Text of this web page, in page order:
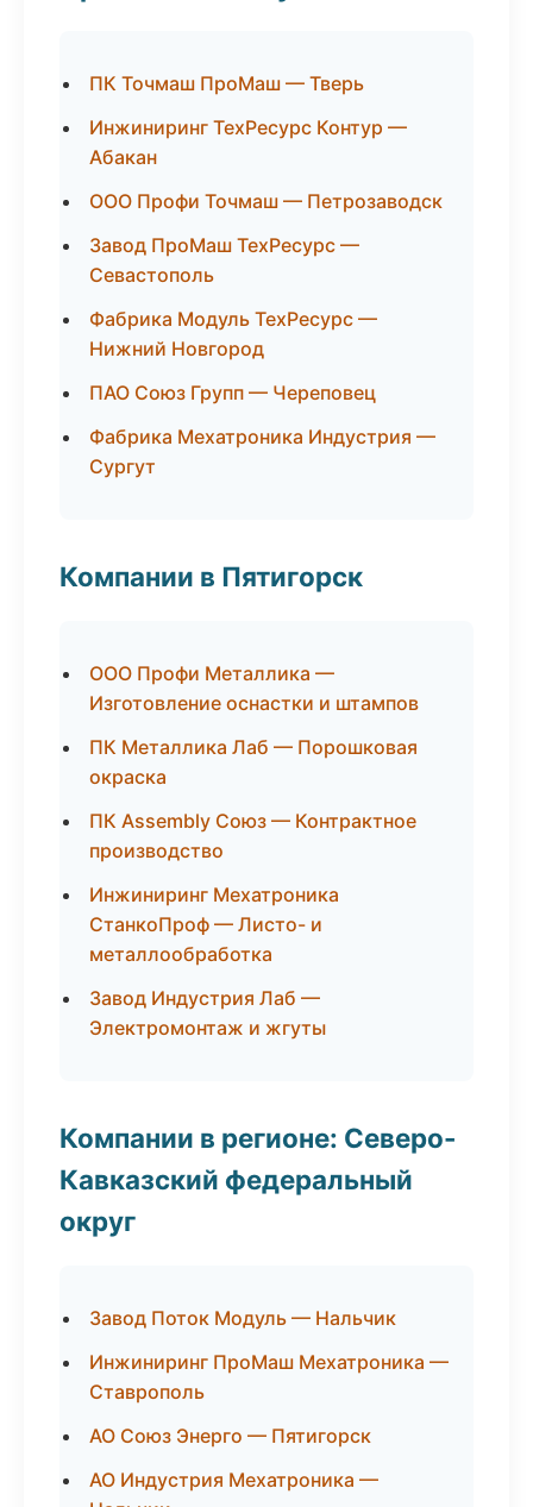
ПК Точмаш ПроМаш — Тверь
Инжиниринг ТехРесурс Контур —
Абакан
ООО Профи Точмаш — Петрозаводск
Завод ПроМаш ТехРесурс —
Севастополь
Фабрика Модуль ТехРесурс —
Нижний Новгород
ПАО Союз Групп — Череповец
Фабрика Мехатроника Индустрия —
Сургут
Компании в Пятигорск
ООО Профи Металлика —
Изготовление оснастки и штампов
ПК Металлика Лаб — Порошковая
окраска
ПК Assembly Союз — Контрактное
производство
Инжиниринг Мехатроника
СтанкоПроф — Листо- и
металлообработка
Завод Индустрия Лаб —
Электромонтаж и жгуты
Компании в регионе: Северо-
Кавказский федеральный
округ
Завод Поток Модуль — Нальчик
Инжиниринг ПроМаш Мехатроника —
Ставрополь
АО Союз Энерго — Пятигорск
АО Индустрия Мехатроника —